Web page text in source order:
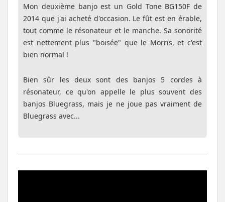
Mon deuxième banjo est un Gold Tone BG150F de
2014 que j'ai acheté d'occasion. Le fût est en érable,
tout comme le résonateur et le manche. Sa sonorité
est nettement plus "boisée" que le Morris, et c'est
bien normal !
Bien sûr les deux sont des banjos 5 cordes à
résonateur, ce qu'on appelle le plus souvent des
banjos Bluegrass, mais je ne joue pas vraiment de
Bluegrass avec...